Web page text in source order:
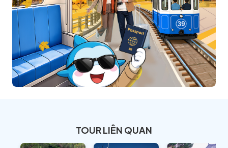
TOUR LIÊN QUAN